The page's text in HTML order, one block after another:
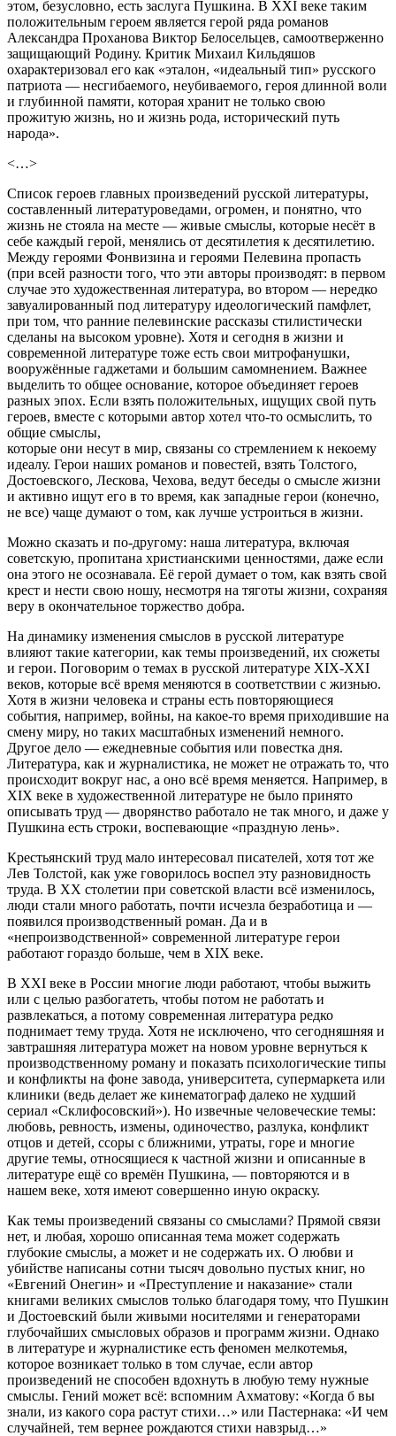
этом, безусловно, есть заслуга Пушкина. В XXI веке таким
положительным героем является герой ряда романов
Александра Проханова Виктор Белосельцев, самоотверженно
защищающий Родину. Критик Михаил Кильдяшов
охарактеризовал его как «эталон, «идеальный тип» русского
патриота — несгибаемого, неубиваемого, героя длинной воли
и глубинной памяти, которая хранит не только свою
прожитую жизнь, но и жизнь рода, исторический путь
народа».
<…>
Список героев главных произведений русской литературы,
составленный литературоведами, огромен, и понятно, что
жизнь не стояла на месте — живые смыслы, которые несёт в
себе каждый герой, менялись от десятилетия к десятилетию.
Между героями Фонвизина и героями Пелевина пропасть
(при всей разности того, что эти авторы производят: в первом
случае это художественная литература, во втором — нередко
завуалированный под литературу идеологический памфлет,
при том, что ранние пелевинские рассказы стилистически
сделаны на высоком уровне). Хотя и сегодня в жизни и
современной литературе тоже есть свои митрофанушки,
вооружённые гаджетами и большим самомнением. Важнее
выделить то общее основание, которое объединяет героев
разных эпох. Если взять положительных, ищущих свой путь
героев, вместе с которыми автор хотел что-то осмыслить, то
общие смыслы,
которые они несут в мир, связаны со стремлением к некоему
идеалу. Герои наших романов и повестей, взять Толстого,
Достоевского, Лескова, Чехова, ведут беседы о смысле жизни
и активно ищут его в то время, как западные герои (конечно,
не все) чаще думают о том, как лучше устроиться в жизни.
Можно сказать и по-другому: наша литература, включая
советскую, пропитана христианскими ценностями, даже если
она этого не осознавала. Её герой думает о том, как взять свой
крест и нести свою ношу, несмотря на тяготы жизни, сохраняя
веру в окончательное торжество добра.
На динамику изменения смыслов в русской литературе
влияют такие категории, как темы произведений, их сюжеты
и герои. Поговорим о темах в русской литературе XIX-XXI
веков, которые всё время меняются в соответствии с жизнью.
Хотя в жизни человека и страны есть повторяющиеся
события, например, войны, на какое-то время приходившие на
смену миру, но таких масштабных изменений немного.
Другое дело — ежедневные события или повестка дня.
Литература, как и журналистика, не может не отражать то, что
происходит вокруг нас, а оно всё время меняется. Например, в
XIX веке в художественной литературе не было принято
описывать труд — дворянство работало не так много, и даже у
Пушкина есть строки, воспевающие «праздную лень».
Крестьянский труд мало интересовал писателей, хотя тот же
Лев Толстой, как уже говорилось воспел эту разновидность
труда. В XX столетии при советской власти всё изменилось,
люди стали много работать, почти исчезла безработица и —
появился производственный роман. Да и в
«непроизводственной» современной литературе герои
работают гораздо больше, чем в XIX веке.
В XXI веке в России многие люди работают, чтобы выжить
или с целью разбогатеть, чтобы потом не работать и
развлекаться, а потому современная литература редко
поднимает тему труда. Хотя не исключено, что сегодняшняя и
завтрашняя литература может на новом уровне вернуться к
производственному роману и показать психологические типы
и конфликты на фоне завода, университета, супермаркета или
клиники (ведь делает же кинематограф далеко не худший
сериал «Склифосовский»). Но извечные человеческие темы:
любовь, ревность, измены, одиночество, разлука, конфликт
отцов и детей, ссоры с ближними, утраты, горе и многие
другие темы, относящиеся к частной жизни и описанные в
литературе ещё со времён Пушкина, — повторяются и в
нашем веке, хотя имеют совершенно иную окраску.
Как темы произведений связаны со смыслами? Прямой связи
нет, и любая, хорошо описанная тема может содержать
глубокие смыслы, а может и не содержать их. О любви и
убийстве написаны сотни тысяч довольно пустых книг, но
«Евгений Онегин» и «Преступление и наказание» стали
книгами великих смыслов только благодаря тому, что Пушкин
и Достоевский были живыми носителями и генераторами
глубочайших смысловых образов и программ жизни. Однако
в литературе и журналистике есть феномен мелкотемья,
которое возникает только в том случае, если автор
произведений не способен вдохнуть в любую тему нужные
смыслы. Гений может всё: вспомним Ахматову: «Когда б вы
знали, из какого сора растут стихи…» или Пастернака: «И чем
случайней, тем вернее рождаются стихи навзрыд…»